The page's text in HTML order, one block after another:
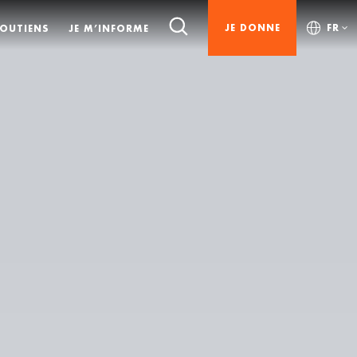
JE M’INFORME JE DONNE FR